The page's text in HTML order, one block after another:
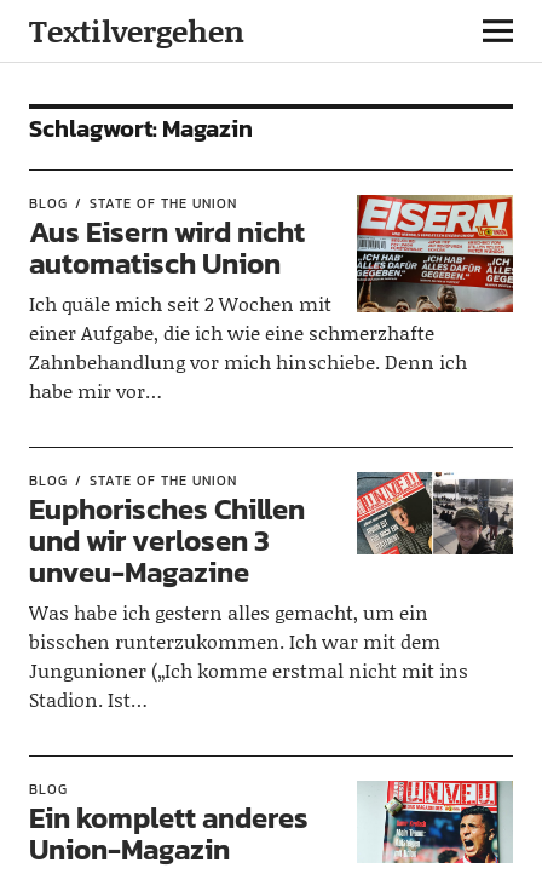
Textilvergehen
Schlagwort:Magazin
BLOG STATE OF THE UNION
Aus Eisern wird nicht
automatisch Union
Ich quäle mich seit 2 Wochen mit
einer Aufgabe, die ich wie eine schmerzhafte
Zahnbehandlung vor mich hinschiebe. Denn ich
habe mir vor…
BLOG STATE OF THE UNION
Euphorisches Chillen
und wir verlosen 3
unveu-Magazine
Was habe ich gestern alles gemacht, um ein
bisschen runterzukommen. Ich war mit dem
Jungunioner („Ich komme erstmal nicht mit ins
Stadion. Ist…
BLOG
Ein komplett anderes
Union-Magazin